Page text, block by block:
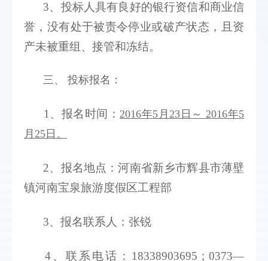
3、投标人具有良好的银行资信和商业信
誉，没有处于被责令停业或破产状态，且资
产未被重组、接管和冻结。
三、 投标报名：
1、报名时间： 2016年5月23日～ 2016年5
月25日。
2、报名地点：河南省新乡市辉县市薄壁
镇河南宝泉旅游度假区工程部
3、报名联系人：张锐
4、联系电话：18338903695；0373—